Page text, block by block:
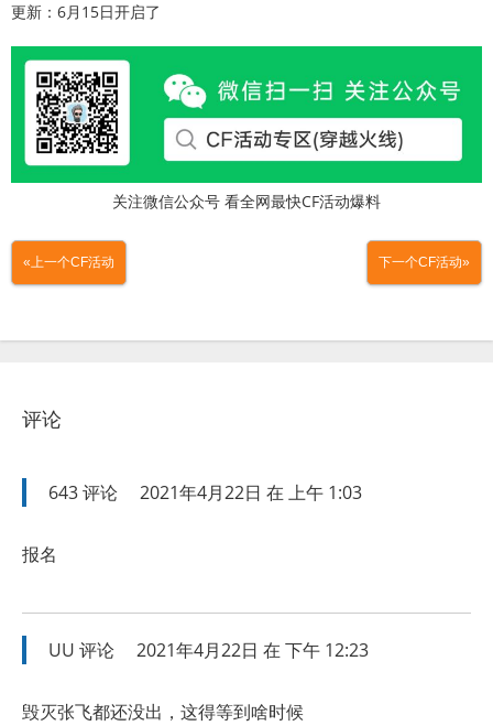
更新：6月15日开启了
关注微信公众号 看全网最快CF活动爆料
«上一个CF活动 下一个CF活动»
评论
643评论 2021年4月22日 在 上午 1:03
报名
UU 评论 2021年4月22日 在 下午 12:23
毁灭张飞都还没出，这得等到啥时候